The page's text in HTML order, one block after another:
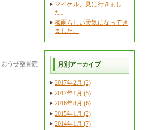
おうせ整骨院
マイケル、見に行きまし
た。
梅雨らしい天気になってき
ました。
月別アーカイブ
2017年2月 (2)
2017年1月 (5)
2016年8月 (6)
2015年1月 (2)
2014年1月 (7)